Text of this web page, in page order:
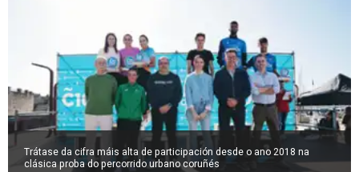
Trátase da cifra máis alta de participación desde o ano 2018 na
clásica proba do percorrido urbano coruñés